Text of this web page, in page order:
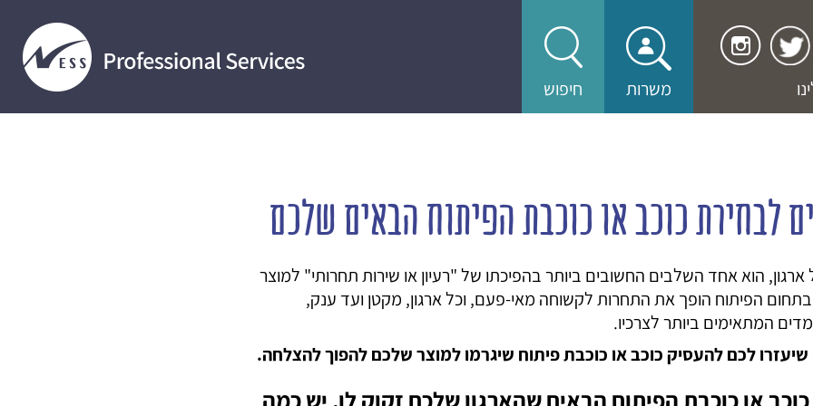
משרות חיפוש
לבחירת כוכב או כוכבת הפיתוח הבאים שלכם
ארגון, הוא אחד השלבים החשובים ביותר בהפיכתו של "רעיון או שירות תחרותי" למוצר
בתחום הפיתוח הופך את התחרות לקשוחה מאי-פעם, וכל ארגון, מקטן ועד ענק,
המתאימים ביותר לצרכיו.
או כוכבת הפיתוח הבאים שהארגון שלכם זקוק לו, יש כמה